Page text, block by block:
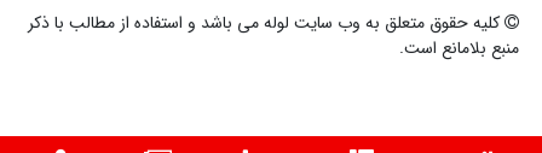
کلیه حقوق متعلق به وب سایت لوله می باشد و استفاده از مطالب با ذکر
منبع بلامانع است.